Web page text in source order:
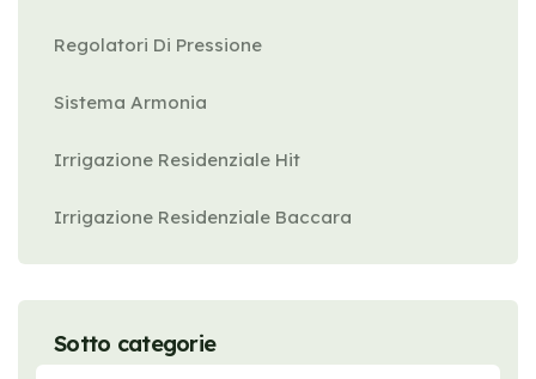
Regolatori Di Pressione
Sistema Armonia
Irrigazione Residenziale Hit
Irrigazione Residenziale Baccara
Sotto categorie